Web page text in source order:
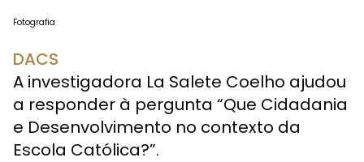
Fotografia
DACS
A investigadora La Salete Coelho ajudou
a responder à pergunta “Que Cidadania
e Desenvolvimento no contexto da
Escola Católica?”.